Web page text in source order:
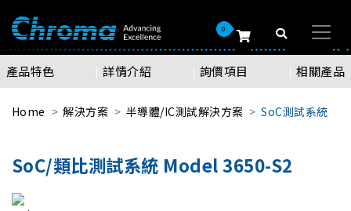
0
產品特色 詳情介紹 詢價項目 相關產品
Home 解決方案 半導體/IC測試解決方案 SoC測試系統
SoC/類比測試系統 Model 3650-S2